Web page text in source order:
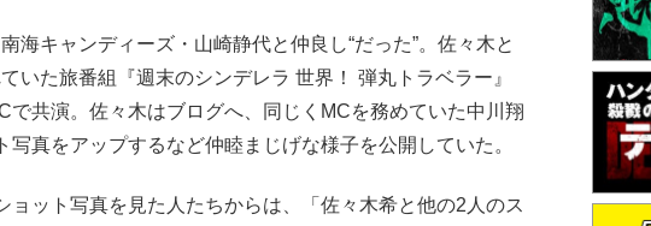
海キャンディーズ・山崎静代と仲良し“だった”。佐々木と
いた旅番組『週末のシンデレラ 世界！ 弾丸トラベラー』
で共演。佐々木はブログへ、同じくMCを務めていた中川翔
写真をアップするなど仲睦まじげな様子を公開していた。
ット写真を見た人たちからは、「佐々木希と他の2人のス